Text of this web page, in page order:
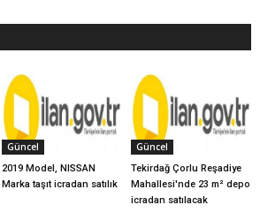
Güncel
2019 Model, NISSAN
Marka taşıt icradan satılık
Güncel
Tekirdağ Çorlu Reşadiye
Mahallesi'nde 23 m² depo
icradan satılacak